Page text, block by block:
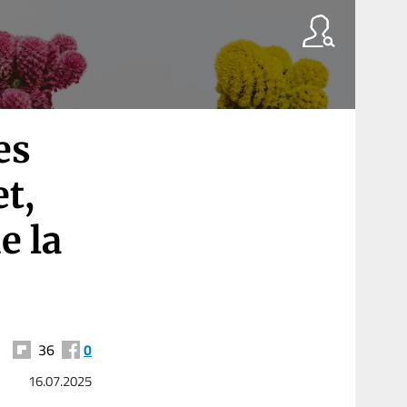
la
36 0
16.07.2025